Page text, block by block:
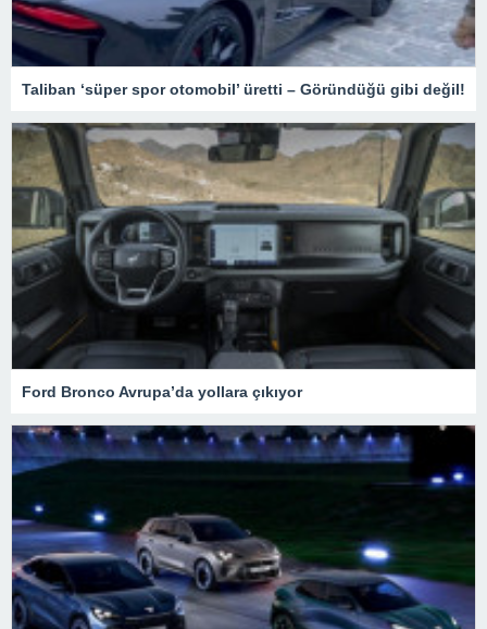
Taliban ‘süper spor otomobil’ üretti – Göründüğü gibi değil!
Ford Bronco Avrupa’da yollara çıkıyor